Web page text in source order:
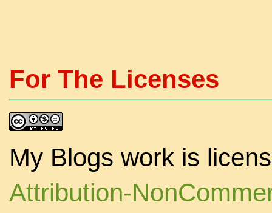
For The Licenses
My Blogs work is
Attribution-